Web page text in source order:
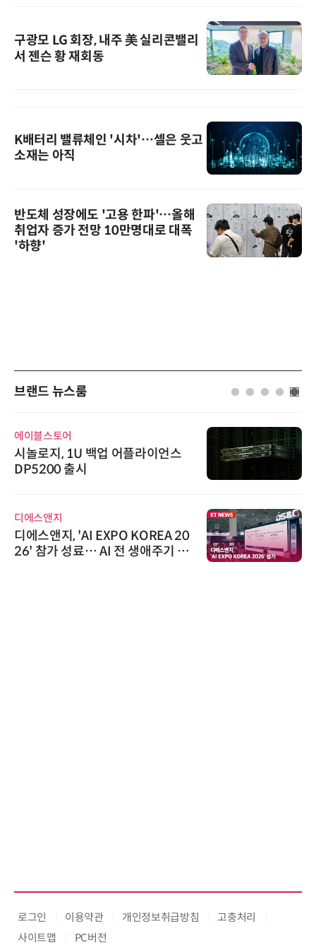
구광모 LG 회장, 내주 美 실리콘밸리
서 젠슨 황 재회동
K배터리 밸류체인 '시차'…셀은 웃고
소재는 아직
반도체 성장에도 '고용 한파'…올해
취업자 증가 전망 10만명대로 대폭
'하향'
브랜드 뉴스룸
에이블스토어
시놀로지, 1U 백업 어플라이언스
DP5200 출시
디에스앤지
디에스앤지, 'AI EXPO KOREA 20
26' 참가 성료… AI 전 생애주기 아
로그인 이용약관 개인정보취급방침
고충처리
사이트맵
PC버전